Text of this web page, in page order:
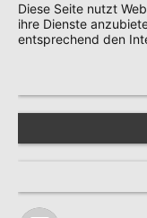
Diese Seite nutzt
ihre Dienste
entsprechend den